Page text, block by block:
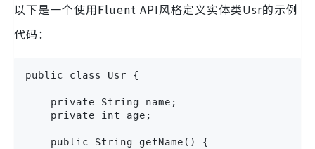
以下是一个使用Fluent API风格定义实体类Usr的示例
代码：
public class Usr {
    private String name;
    private int age;
    public String getName() {